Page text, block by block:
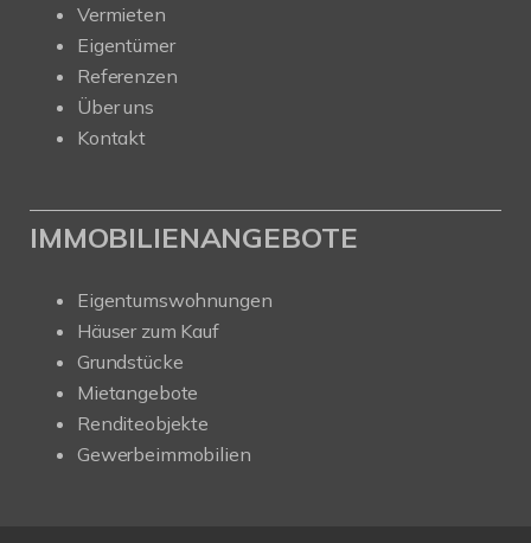
Vermieten
Eigentümer
Referenzen
Über uns
Kontakt
IMMOBILIENANGEBOTE
Eigentumswohnungen
Häuser zum Kauf
Grundstücke
Mietangebote
Renditeobjekte
Gewerbeimmobilien